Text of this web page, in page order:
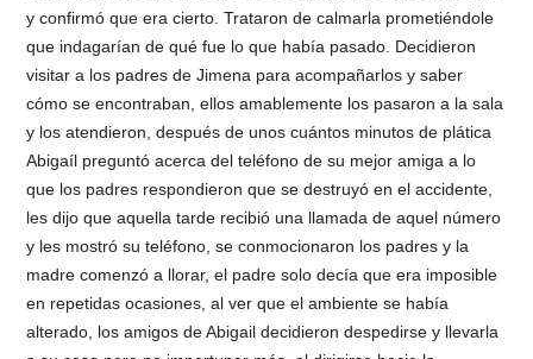
y confirmó que era cierto. Trataron de calmarla prometiéndole
que indagarían de qué fue lo que había pasado. Decidieron
visitar a los padres de Jimena para acompañarlos y saber
cómo se encontraban, ellos amablemente los pasaron a la sala
y los atendieron, después de unos cuántos minutos de plática
Abigaíl preguntó acerca del teléfono de su mejor amiga a lo
que los padres respondieron que se destruyó en el accidente,
les dijo que aquella tarde recibió una llamada de aquel número
y les mostró su teléfono, se conmocionaron los padres y la
madre comenzó a llorar, el padre solo decía que era imposible
en repetidas ocasiones, al ver que el ambiente se había
alterado, los amigos de Abigail decidieron despedirse y llevarla